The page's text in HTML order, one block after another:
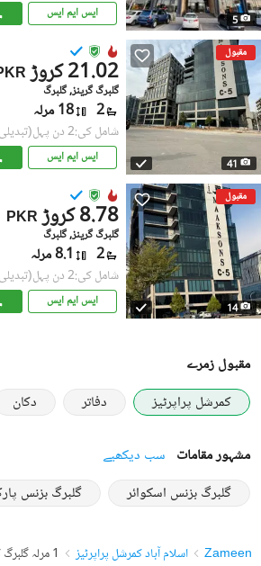
5 ایس ایم ایس
مقبول
41
21.02 کروڑ
گلبرگ گرینز, گلبرگ
2 18 مرلہ
شامل کی:2 دن پہل (تبدیلی
ایس ایم ایس
مقبول
14
PKR 8.78 کروڑ
گلبرگ گرینز, گلبرگ
2 8.1 مرلہ
شامل کی:2 دن پہل (تبدیلی
ایس ایم ایس
مقبول زمرے
کمرشل پراپرٹیز
دفاتر دکان
مشہور مقامات سب دیکھیے
گلبرگ بزنس اسکوائر
گلبرگ بزنس
Zameen اسلام آباد کمرشل پراپرٹیز 1 مرلہ گلبرگ کمرشل پراپرٹیز